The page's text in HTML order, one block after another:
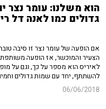
הוא משלנו: עומר נצר
גדולים כמו לאנה דל
אם הופעה של עומר נצר זו סיבה
הצעיר והמוכשר, אז הופעה משותפת
לאיריס הוא מספר על כך, וגם על
להשתתף, יחד עם שמות גדולים
06/06/2018